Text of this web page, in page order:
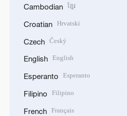
Cambodian ខ្មែរ
Croatian Hrvatski
Czech Český
English English
Esperanto Esperanto
Filipino Filipino
French Français